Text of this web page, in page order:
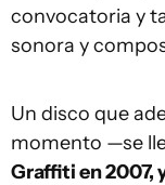
convocatoria y
sonora y
Un disco que
momento —se
Graffiti en 2007,